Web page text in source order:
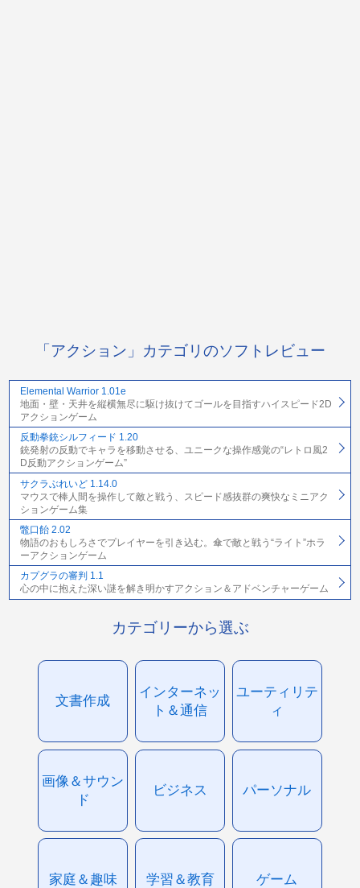
「アクション」カテゴリのソフトレビュー
Elemental Warrior 1.01e
地面・壁・天井を縦横無尽に駆け抜けてゴールを目指すハイスピード2D
アクションゲーム
反動拳銃シルフィード 1.20
銃発射の反動でキャラを移動させる、ユニークな操作感覚の“レトロ風2
D反動アクションゲーム”
サクラぶれいど 1.14.0
マウスで棒人間を操作して敵と戦う、スピード感抜群の爽快なミニアク
ションゲーム集
鼈口飴 2.02
物語のおもしろさでプレイヤーを引き込む。傘で敵と戦う“ライト”ホラ
ーアクションゲーム
カプグラの審判 1.1
心の中に抱えた深い謎を解き明かすアクション＆アドベンチャーゲーム
カテゴリーから選ぶ
文書作成
インターネッ
ト＆通信
ユーティリテ
ィ
画像＆サウン
ド
ビジネス パーソナル
家庭＆趣味 学習＆教育 ゲーム